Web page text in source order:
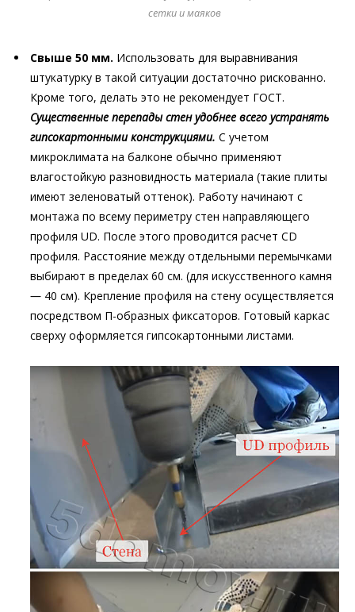
сетки и маяков
Свыше 50 мм. Использовать для выравнивания
штукатурку в такой ситуации достаточно рискованно.
Кроме того, делать это не рекомендует ГОСТ.
Существенные перепады стен удобнее всего устранять
гипсокартонными конструкциями. С учетом
микроклимата на балконе обычно применяют
влагостойкую разновидность материала (такие плиты
имеют зеленоватый оттенок). Работу начинают с
монтажа по всему периметру стен направляющего
профиля UD. После этого проводится расчет CD
профиля. Расстояние между отдельными перемычками
выбирают в пределах 60 см. (для искусственного камня
― 40 см). Крепление профиля на стену осуществляется
посредством П-образных фиксаторов. Готовый каркас
сверху оформляется гипсокартонными листами.